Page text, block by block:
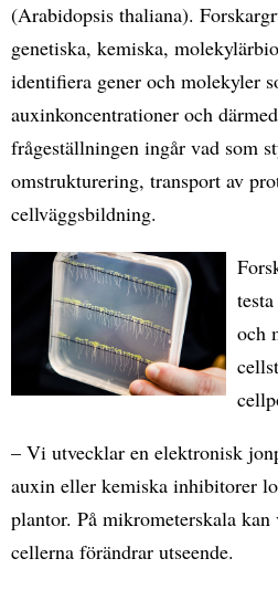
(Arabidopsis thaliana).
genetiska, kemiska,
identifiera gener och molekyler
auxinkoncentrationer och
frågeställningen ingår vad som
omstrukturering, transport av
cellväggsbildning.
och
– Vi utvecklar en elektronisk
auxin eller kemiska inhibitorer
plantor. På mikrometerskala
cellerna förändrar utseende.